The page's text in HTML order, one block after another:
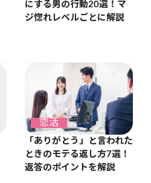
にする男の行動20選！マ
ジ惚れレベルごとに解説
恋活
「ありがとう」と言われた
ときのモテる返し方7選！
返答のポイントを解説